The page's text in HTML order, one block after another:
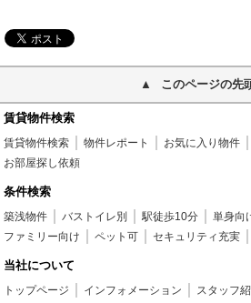
このページの先
賃貸物件検索
賃貸物件検索 物件レポート お気に入り物件
お部屋探し依頼
条件検索
築浅物件 バストイレ別 駅徒歩10分 単身向
ファミリー向け
ペット可 セキュリティ充実
当社について
トップページ インフォメーション スタッフ